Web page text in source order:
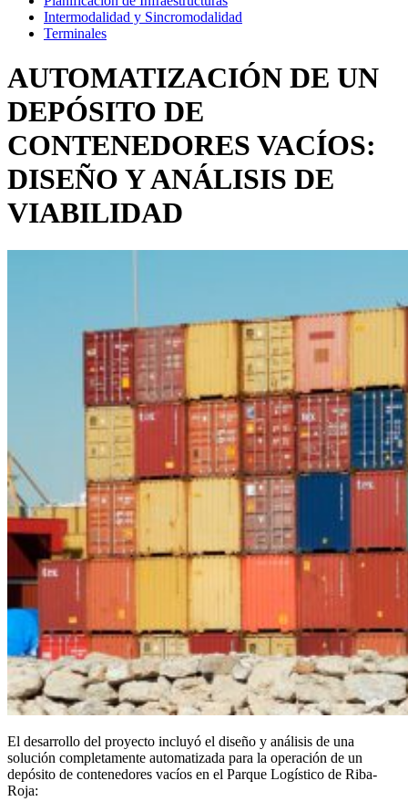
Intermodalidad y Sincromodalidad
Terminales
AUTOMATIZACIÓN DE UN
DEPÓSITO DE
CONTENEDORES VACÍOS:
DISEÑO Y ANÁLISIS DE
VIABILIDAD
El desarrollo del proyecto incluyó el diseño y análisis de una
solución completamente automatizada para la operación de un
depósito de contenedores vacíos en el Parque Logístico de Riba-
Roja: